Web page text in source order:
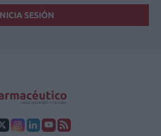
SESIÓN